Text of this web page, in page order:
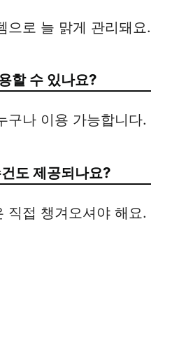
으로 늘 맑게 관리돼요.
할 수 있나요?
구나 이용 가능합니다.
도 제공되나요?
직접 챙겨오셔야 해요.